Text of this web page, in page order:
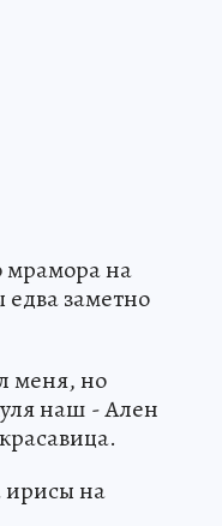
мрамора на
едва заметно
меня, но
наш - Ален
ирисы на